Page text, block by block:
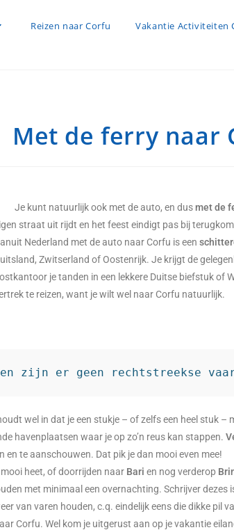
Reizen naar Corfu Vakantie Activiteiten
Met de ferry naar
Je kunt natuurlijk ook met de auto, en dusmet de
straat uit rijdt en het feest eindigt pas bij
Nederland met de auto naar Corfu is een
Zwitserland of Oostenrijk. Je krijgt de
je tanden in een lekkere Duitse biefstuk of
te reizen, want je wilt wel naar Corfu natuurlijk.
zijn er geen rechtstreekse
wel in dat je een stukje – of zelfs een heel stuk
havenplaatsen waar je op zo’n reus kan stappen.
en te aanschouwen. Dat pik je dan mooi even mee!
heet, of doorrijden naar Bari en nog verderop
met minimaal een overnachting. Schrijver
van varen houden, c.q. eindelijk eens die dikke pil
Corfu. Wel kom je uitgerust aan op je vakantie